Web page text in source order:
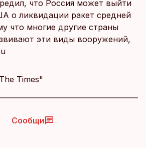
что Россия может выйти
о ликвидации ракет средней
что многие другие страны
эти виды вооружений,
Times"
Сообщи